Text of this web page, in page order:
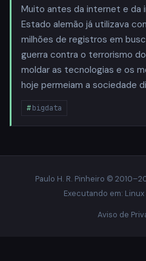
Muito antes da internet e da
Estado alemão já utilizava
milhões de registros em
guerra contra o terrorismo
moldar as tecnologias e os
hoje permeiam a sociedade
bigdata
Paulo H. R. Pinheiro ©
Executando em: Linux
Aviso de